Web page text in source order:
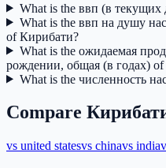
What is the ввп (в
What is the ввп на душу
of Кирибати?
What is the ожидаемая
рождении, общая (в годах)
What is the численность
Compare
vs united statesvs chinavs india